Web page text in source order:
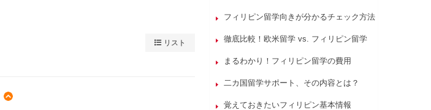
リスト
フィリピン留学向きが分かるチェック方法
徹底比較！欧米留学 vs. フィリピン留学
まるわかり！フィリピン留学の費用
二カ国留学サポート、その内容とは？
覚えておきたいフィリピン基本情報